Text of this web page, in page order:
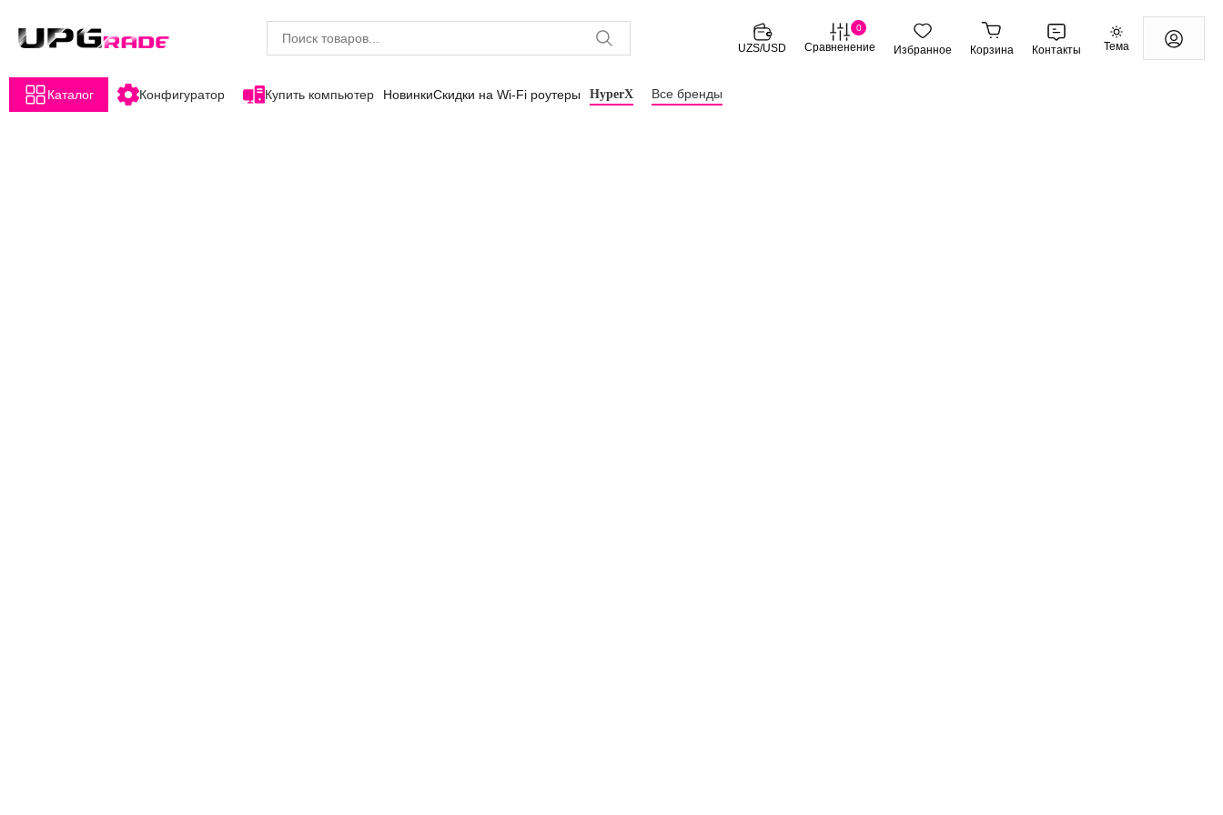
UZS/USD
0
Сравненение Избранное Корзина Контакты Тема
Каталог Конфигуратор Купить компьютер НовинкиСкидки на Wi-Fi роутеры HyperX Все бренды